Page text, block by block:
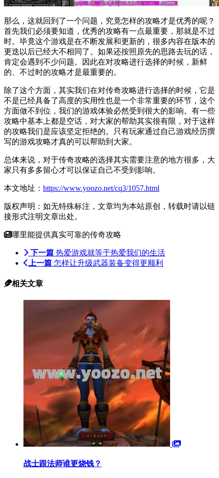
那么，这就回到了一个问题，究竟怎样的攻略才是优秀的呢？
首先我们必须要知道，优秀的攻略有一点最重要，那就是不过
时。毕竟这个游戏是在不断发展和更新的，很多内容在版本的
更迭以后已经大不相同了。如果还按照原先的思路去玩的话，
肯定会遇到不少问题。因此在对攻略进行选择的时候，新鲜
的、不过时的攻略才是最重要的。
除了这个方面，其实我们在对传奇攻略进行选择的时候，它是
不是已经具备了高度的实用性也是一个非常重要的环节，这个
方面做不到位，我们的游戏体验必然受到很大的影响。有一些
攻略中基本上都是空话，对大家的帮助其实很有限，对于这样
的攻略我们是应该坚定拒绝的。只有玩家通过自己游戏经历撰
写的游戏攻略才真的可以帮助到大家。
总体来说，对于传奇攻略的选择其实需要注意的地方很多，大
家只有多多留心才可以保证自己不受到影响。
本文地址： https://www.yoozo.net/cq3/1057.html
版权声明：如无特殊标注，文章均为本站原创，转载时请以链
接形式注明文章出处。
哪里能提供真实可靠的传奇攻略
下一篇 热爱游戏就等于热爱我们的生活
上一篇 怎样让升级武器装备变得更顺利
相关文章
战士跟法师谁更烧钱？